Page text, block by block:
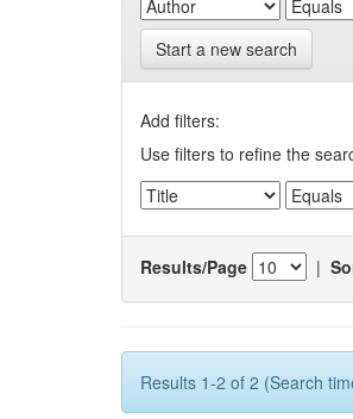
Start a new search
Add filters:
Use filters to refine the
Results/Page |
Results 1-2 of 2 (Search